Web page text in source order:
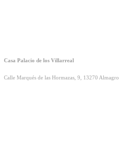
Casa Palacio de los Villarreal
Calle Marqués de las Hormazas, 9, 13270 Almagro